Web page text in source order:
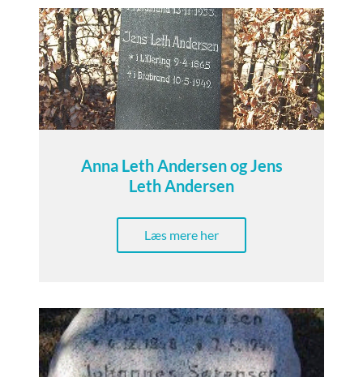
Anna Leth Andersen og Jens
Leth Andersen
Læs mere her